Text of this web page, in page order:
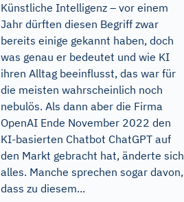
Künstliche Intelligenz – vor einem
Jahr dürften diesen Begriff zwar
bereits einige gekannt haben, doch
was genau er bedeutet und wie KI
ihren Alltag beeinflusst, das war für
die meisten wahrscheinlich noch
nebulös. Als dann aber die Firma
OpenAI Ende November 2022 den
KI-basierten Chatbot ChatGPT auf
den Markt gebracht hat, änderte sich
alles. Manche sprechen sogar davon,
dass zu diesem...